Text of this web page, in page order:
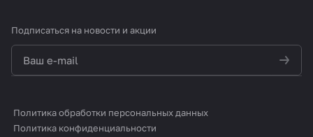
Подписаться на новости и акции
Политика обработки персональных данных
Политика конфиденциальности